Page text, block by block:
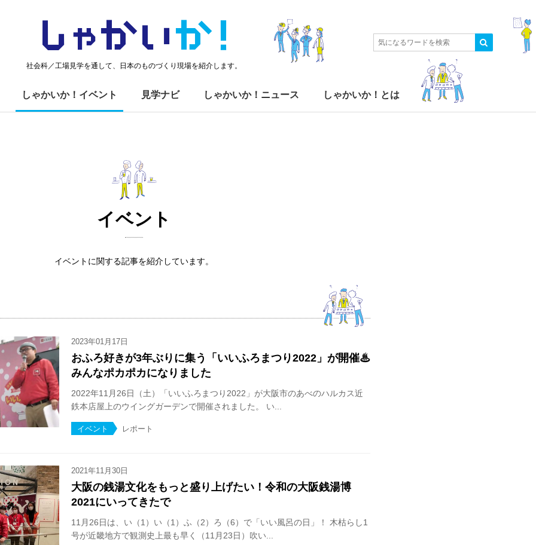
しゃかいか！
社会科／工場見学を通して、日本のものづくり現場を紹介します。
しゃかいか！イベント 見学ナビ しゃかいか！ニュース しゃかいか！とは
イベント
イベントに関する記事を紹介しています。
2023年01月17日
おふろ好きが3年ぶりに集う「いいふろまつり2022」が開催♨︎
みんなポカポカになりました
2022年11月26日（土）「いいふろまつり2022」が大阪市のあべのハルカス近
鉄本店屋上のウイングガーデンで開催されました。 い...
イベント レポート
2021年11月30日
大阪の銭湯文化をもっと盛り上げたい！令和の大阪銭湯博
2021にいってきたで
11月26日は、い（1）い（1）ふ（2）ろ（6）で「いい風呂の日」！ 木枯らし1
号が近畿地方で観測史上最も早く（11月23日）吹い...